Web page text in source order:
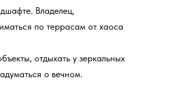
Владелец,
по террасам от хаоса
отдыхать у зеркальных
о вечном.